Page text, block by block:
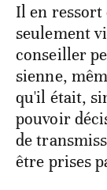
Il en ressort
seulement
conseiller
sienne,
qu'il était,
pouvoir
de
être prises